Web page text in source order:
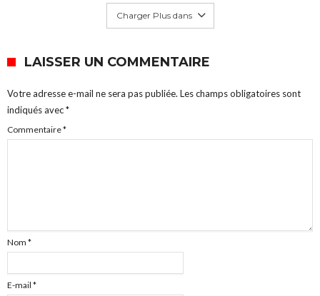
Charger Plus dans
LAISSER UN COMMENTAIRE
Votre adresse e-mail ne sera pas publiée. Les champs obligatoires sont
indiqués avec*
Commentaire*
Nom *
E-mail *